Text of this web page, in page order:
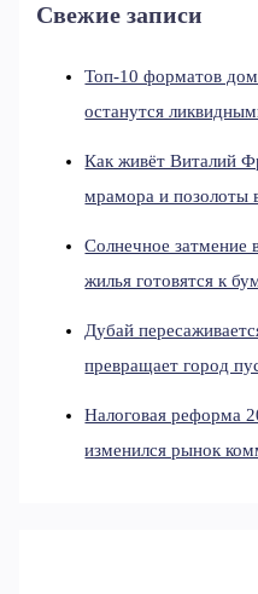
Свежие записи
Топ-10 форматов
останутся
Как живёт Виталий
мрамора и позолоты
Солнечное затмение
жилья готовятся к
Дубай
превращает город
Налоговая реформа
изменился рынок